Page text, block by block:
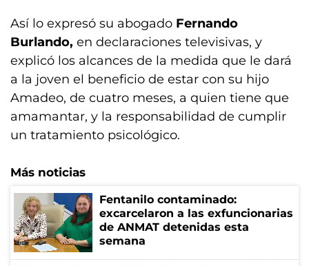
Así lo expresó su abogado Fernando
Burlando, en declaraciones televisivas, y
explicó los alcances de la medida que le dará
a la joven el beneficio de estar con su hijo
Amadeo, de cuatro meses, a quien tiene que
amamantar, y la responsabilidad de cumplir
un tratamiento psicológico.
Más noticias
Fentanilo contaminado:
excarcelaron a las exfuncionarias
de ANMAT detenidas esta
semana